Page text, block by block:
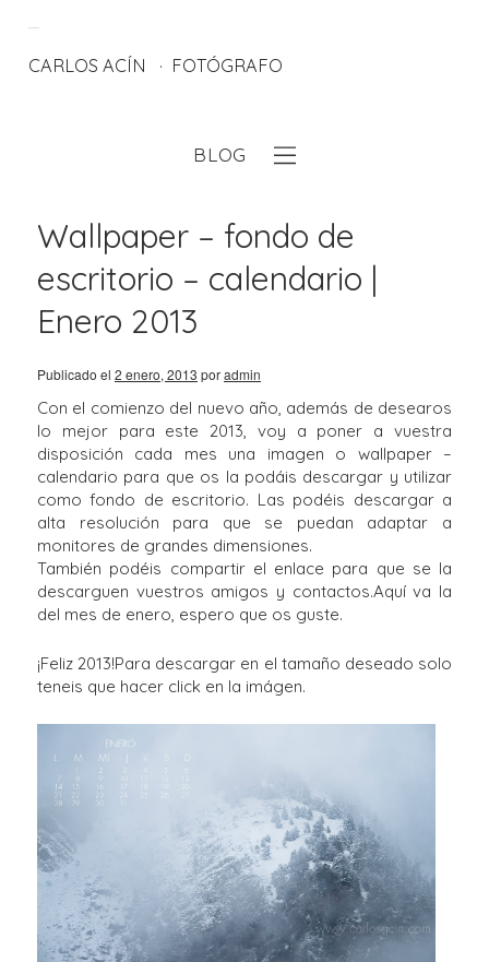
CARLOS ACÍN FOTÓGRAFO
BLOG
Wallpaper – fondo de
escritorio – calendario |
Enero 2013
Publicado el 2 enero, 2013 poradmin
Con el comienzo del nuevo año, además de desearos
lo mejor para este 2013, voy a poner a vuestra
disposición cada mes una imagen o wallpaper –
calendario para que os la podáis descargar y utilizar
como fondo de escritorio. Las podéis descargar a
alta resolución para que se puedan adaptar a
monitores de grandes dimensiones.
También podéis compartir el enlace para que se la
descarguen vuestros amigos y contactos.Aquí va la
del mes de enero, espero que os guste.
¡Feliz 2013!Para descargar en el tamaño deseado solo
teneis que hacer click en la imágen.